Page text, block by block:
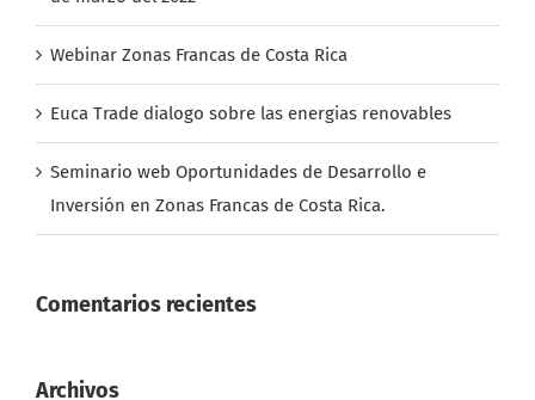
de marzo del 2022
Webinar Zonas Francas de Costa Rica
Euca Trade dialogo sobre las energias renovables
Seminario web Oportunidades de Desarrollo e
Inversión en Zonas Francas de Costa Rica.